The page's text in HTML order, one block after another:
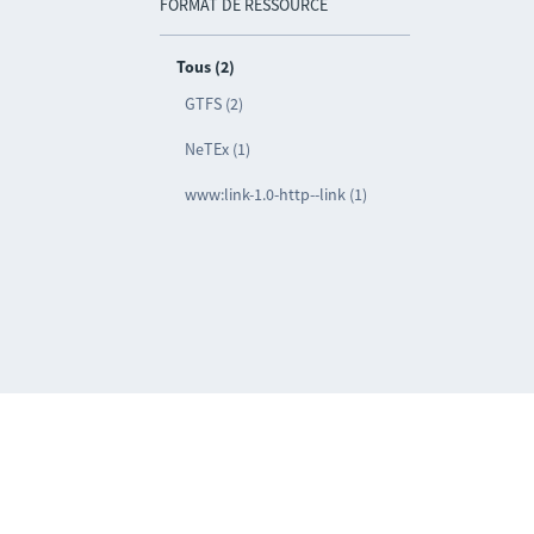
FORMAT DE RESSOURCE
Tous (2)
GTFS (2)
NeTEx (1)
www:link-1.0-http--link (1)